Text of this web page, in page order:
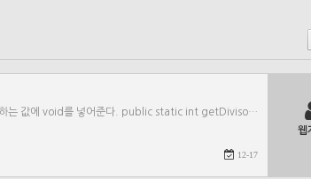
하는 값에 void를 넣어준다. public static int getDiviso…
12-17
웹